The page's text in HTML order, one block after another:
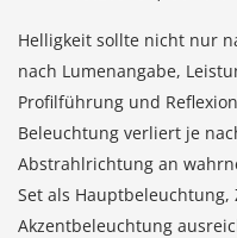
Helligkeit sollte nicht nur
nach Lumenangabe,
Profilführung und
Beleuchtung verliert je
Abstrahlrichtung an
Set als
Akzentbeleuchtung